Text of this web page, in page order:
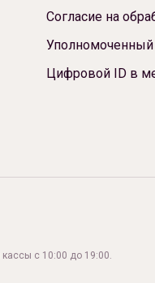
Согласие на
Цифровой ID в
с 10:00 до 19:00.